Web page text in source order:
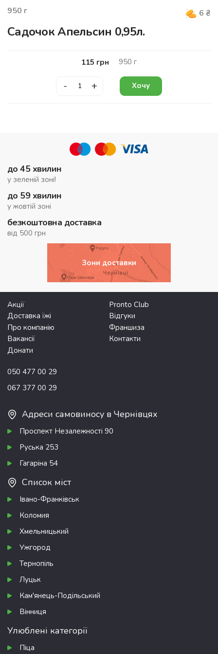
950 г 6 ₴
Садочок Апельсин 0,95л.
115 грн 950 г
- + Хочу
до 45 хвилин
у зеленій зоні!
до 59 хвилин
у жовтій зоні
безкоштовна доставка
від 500 грн
Зони доставки
Акції
Pronto Club
Доставка їжі
Відгуки
Про компанію
Франшиза
Вакансії
Контакти
Донати
050 477 00 29
067 377 00 29
Адреси самовиносу в Чернівцях
Проспект Незалежності 90
Руська 253
Гагаріна 54
Список міст
Івано-Франківськ
Коломия
Хмельницький
Ужгород
Тернопіль
Луцьк
Кам'янець-Подільський
Вінниця
Улюблені категорії
Піца